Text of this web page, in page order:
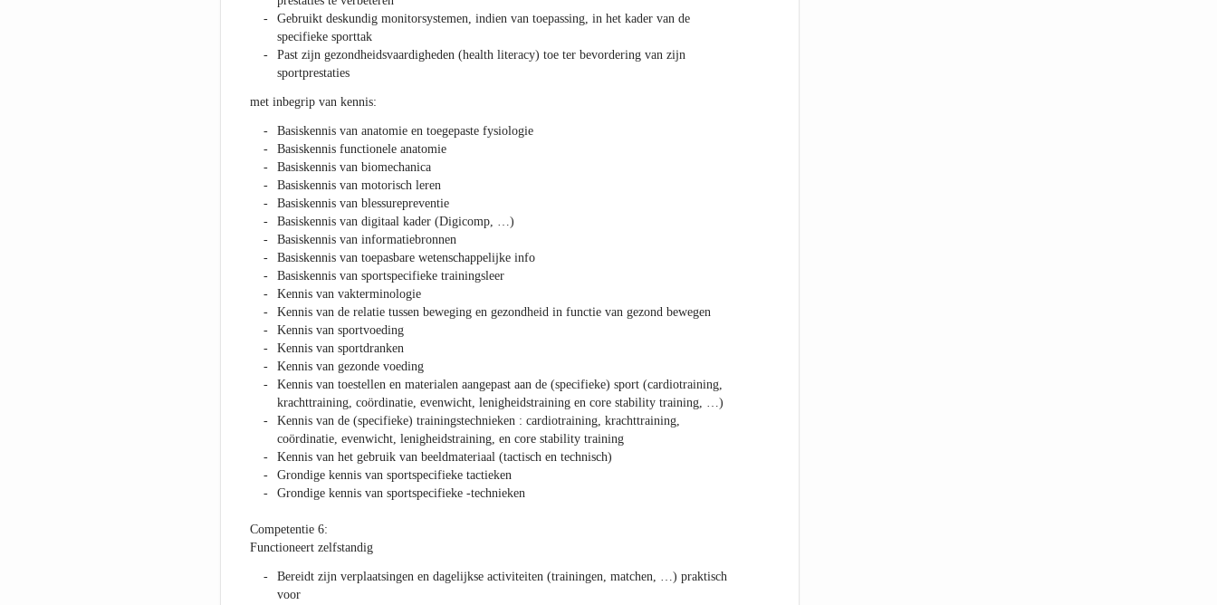
Gebruikt deskundig monitorsystemen, indien van toepassing, in het kader van de
specifieke sporttak
Past zijn gezondheidsvaardigheden (health literacy) toe ter bevordering van zijn
sportprestaties
met inbegrip van kennis:
Basiskennis van anatomie en toegepaste fysiologie
Basiskennis functionele anatomie
Basiskennis van biomechanica
Basiskennis van motorisch leren
Basiskennis van blessurepreventie
Basiskennis van digitaal kader (Digicomp, …)
Basiskennis van informatiebronnen
Basiskennis van toepasbare wetenschappelijke info
Basiskennis van sportspecifieke trainingsleer
Kennis van vakterminologie
Kennis van de relatie tussen beweging en gezondheid in functie van gezond bewegen
Kennis van sportvoeding
Kennis van sportdranken
Kennis van gezonde voeding
Kennis van toestellen en materialen aangepast aan de (specifieke) sport (cardiotraining,
krachttraining, coördinatie, evenwicht, lenigheidstraining en core stability training, …)
Kennis van de (specifieke) trainingstechnieken : cardiotraining, krachttraining,
coördinatie, evenwicht, lenigheidstraining, en core stability training
Kennis van het gebruik van beeldmateriaal (tactisch en technisch)
Grondige kennis van sportspecifieke tactieken
Grondige kennis van sportspecifieke -technieken
Competentie 6:
Functioneert zelfstandig
Bereidt zijn verplaatsingen en dagelijkse activiteiten (trainingen, matchen, …) praktisch
voor